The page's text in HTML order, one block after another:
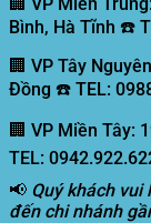
Bình, Hà Tĩnh ☎️
🏢 VP Tây
Đồng ☎️ TEL:
🏢 VP Miền Tây:
TEL:
📢 Quý khách
đến chi nhánh